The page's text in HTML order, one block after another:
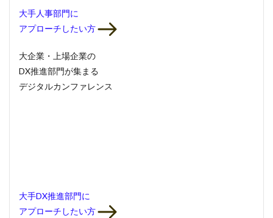
大手人事部門に
アプローチしたい方
大企業・上場企業の
DX推進部門が集まる
デジタルカンファレンス
大手DX推進部門に
アプローチしたい方